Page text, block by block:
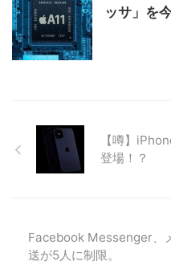
ッサ」を
【噂】
登場！？
Facebook Messenger、
送が5人に制限。